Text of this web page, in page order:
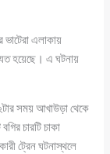
এলাকায়
হয়েছে। এ ঘটনায়
সময় আখাউড়া থেকে
চারটি চাকা
ট্রেন ঘটনাস্থলে